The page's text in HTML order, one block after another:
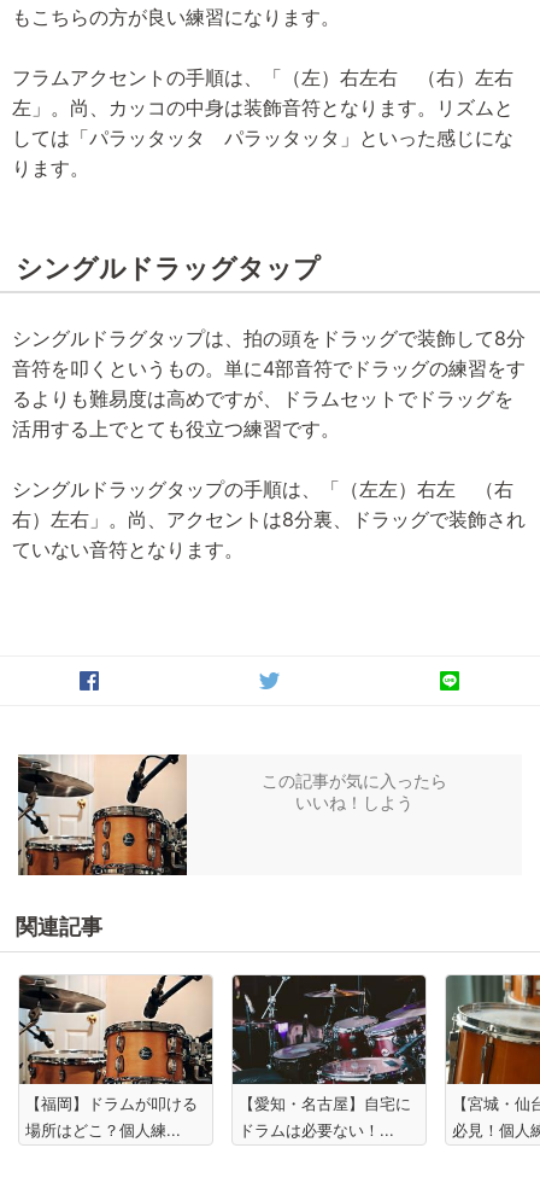
もこちらの方が良い練習になります。
フラムアクセントの手順は、「（左）右左右 （右）左右
左」。尚、カッコの中身は装飾音符となります。リズムと
しては「パラッタッタ パラッタッタ」といった感じにな
ります。
シングルドラッグタップ
シングルドラグタップは、拍の頭をドラッグで装飾して8分
音符を叩くというもの。単に4部音符でドラッグの練習をす
るよりも難易度は高めですが、ドラムセットでドラッグを
活用する上でとても役立つ練習です。
シングルドラッグタップの手順は、「（左左）右左 （右
右）左右」。尚、アクセントは8分裏、ドラッグで装飾され
ていない音符となります。
この記事が気に入ったら
いいね！しよう
関連記事
【福岡】ドラムが叩ける
場所はどこ？個人練...
【愛知・名古屋】自宅に
ドラムは必要ない！...
【宮城・
必見！個人